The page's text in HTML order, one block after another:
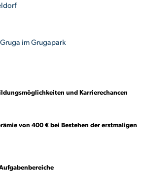
im Grugapark
und Karrierechancen
von 400 € bei Bestehen der erstmaligen